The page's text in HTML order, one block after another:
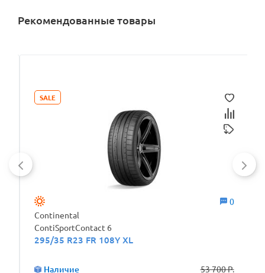
Рекомендованные товары
SALE
0
Continental
ContiSportContact 6
295/35 R23 FR 108Y XL
Наличие 53 700 Р.